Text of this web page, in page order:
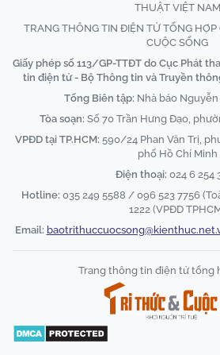
THUẬT VIỆT NAM
TRANG THÔNG TIN ĐIỆN TỬ TỔNG
CUỘC SỐNG
Giấy phép số 113/GP-TTĐT do Cục Phát
tin điện tử - Bộ Thông tin và Truyền
Tổng Biên tập: Nhà báo
Tòa soạn: Số 70 Trần Hưng Đạo,
VPĐD tại TP.HCM: 590/24 Phan Văn Trị,
phố Hồ Chí Minh
Điện thoại: 024 6 254
Hotline: 035 249 5588 / 096 523 7756
1222 (VPĐD
Email:
Trang thông tin điện tử tổng